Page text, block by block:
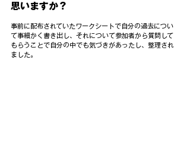
思いますか？
事前に配布されていたワークシートで自分の過去につい
て事細かく書き出し、それについて参加者から質問して
もらうことで自分の中でも気づきがあったし、整理され
ました。